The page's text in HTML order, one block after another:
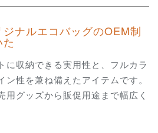
ナルエコバッグのOEM制
に収納できる実用性と、フルカラ
性を兼ね備えたアイテムです。
用グッズから販促用途まで幅広く